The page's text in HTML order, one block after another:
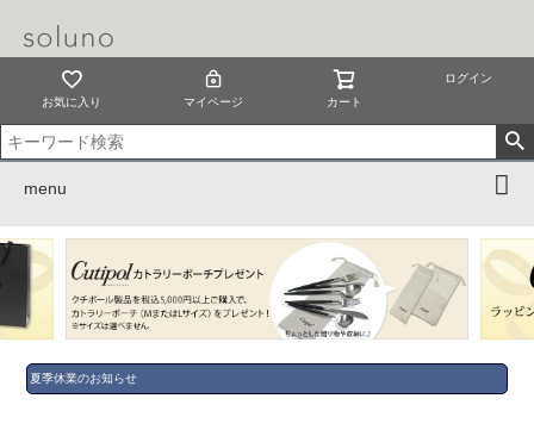
お気に入り マイページ カート
ログイン
menu
夏季休業のお知らせ